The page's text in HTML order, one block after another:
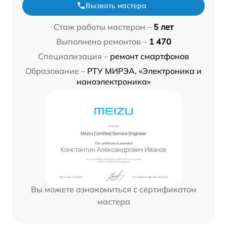
Вызвать мастера
Стаж работы мастером – 5 лет
Выполнено ремонтов – 1 470
Специализация – ремонт смартфонов
Образование – РТУ МИРЭА, «Электроника и
наноэлектроника»
Вы можете ознакомиться с сертификатом
мастера